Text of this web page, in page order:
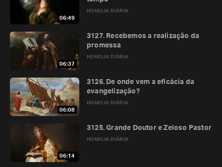
06:49
HOMILIA DIÁRIA
06:37
HOMILIA DIÁRIA
3127. Recebemos a realização da
promessa
06:08
HOMILIA DIÁRIA
3126. De onde vem a eficácia da
evangelização?
06:14
HOMILIA DIÁRIA
3125. Grande Doutor e Zeloso Pastor